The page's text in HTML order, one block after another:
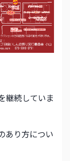
継続していま
あり方につい